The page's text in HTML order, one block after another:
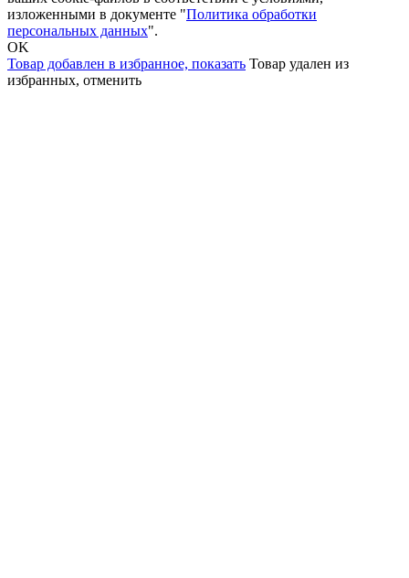
изложенными в документе "Политика обработки
персональных данных".
OK
Товар добавлен в избранное, показать Товар удален из
избранных, отменить